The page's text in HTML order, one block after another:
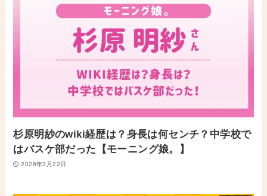
杉原明紗のwiki経歴は？身長は何センチ？中学校で
はバスケ部だった【モーニング娘。】
2026年3月22日